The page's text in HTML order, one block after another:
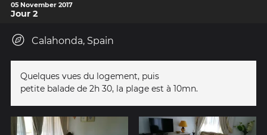
05 November 2017
Jour 2
Calahonda, Spain
Quelques vues du logement, puis
petite balade de 2h 30, la plage est à 10mn.